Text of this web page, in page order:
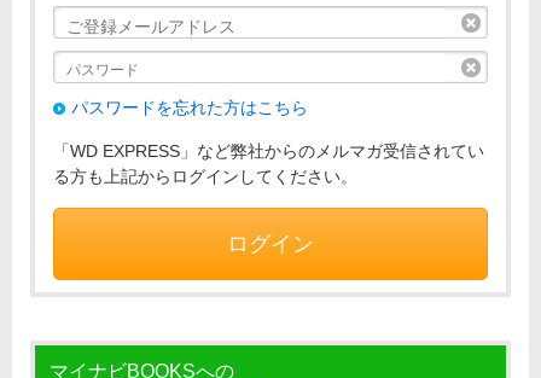
パスワードを忘れた方はこちら
「WD EXPRESS」など弊社からのメルマガ受信されてい
る方も上記からログインしてください。
ログイン
マイナビBOOKSへの